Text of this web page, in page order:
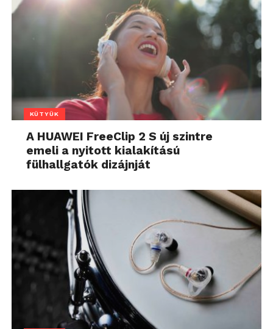
KÜTYÜK
A HUAWEI FreeClip 2 S új szintre
emeli a nyitott kialakítású
fülhallgatók dizájnját